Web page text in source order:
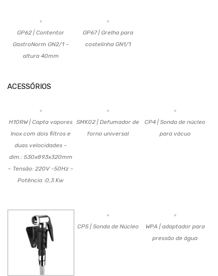
GP62 | Contentor
GastroNorm GN2/1 –
altura 40mm
GP67 | Grelha para
costelinha GN1/1
ACESSÓRIOS
H10RW | Capta vapores
Inox com dois filtros e
duas velocidades –
dim.: 530x893x320mm
– Tensão: 220V -50Hz –
Potência :0,3 Kw
SMK02 | Defumador de
forno universal
CP4 | Sonda de núcleo
para vácuo
CP5 | Sonda de Núcleo
WPA | adaptador para
pressão de água